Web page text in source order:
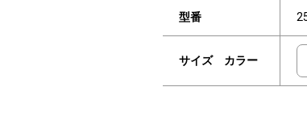
型番
サイズ カラー